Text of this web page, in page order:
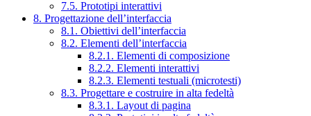
7.5. Prototipi interattivi
8. Progettazione dell’interfaccia
8.1. Obiettivi dell’interfaccia
8.2. Elementi dell’interfaccia
8.2.1. Elementi di composizione
8.2.2. Elementi interattivi
8.2.3. Elementi testuali (microtesti)
8.3. Progettare e costruire in alta fedeltà
8.3.1. Layout di pagina